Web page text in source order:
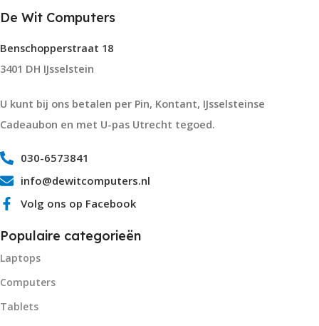
De Wit Computers
Benschopperstraat 18
3401 DH IJsselstein
U kunt bij ons betalen per Pin, Kontant, IJsselsteinse
Cadeaubon en met U-pas Utrecht tegoed.
030-6573841
info@dewitcomputers.nl
Volg ons op Facebook
Populaire categorieën
Laptops
Computers
Tablets